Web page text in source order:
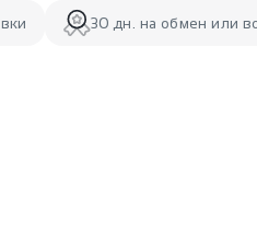
30 дн. на обмен или